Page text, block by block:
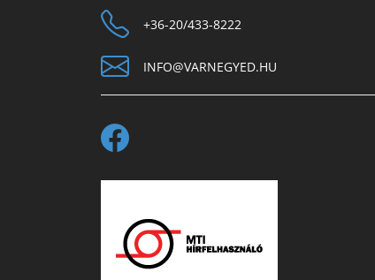
+36-20/433-8222
INFO@VARNEGYED.HU